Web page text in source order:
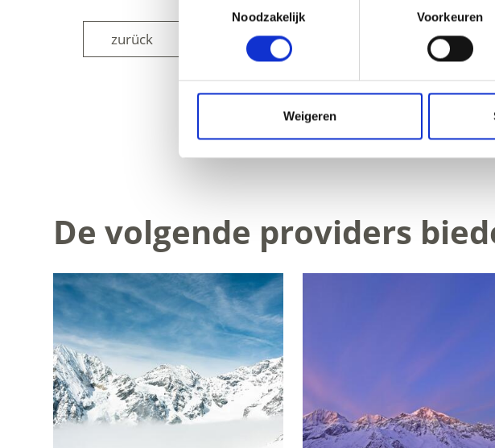
Noodzakelijk
Voorkeuren
Weigeren
zurück
WAS DE INHOUD NUTTIG
De volgende providers